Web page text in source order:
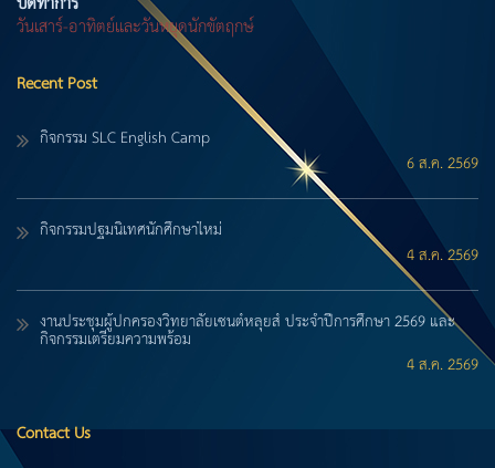
วันเสาร์-อาทิตย์และวันหยุดนักขัตฤกษ์
Recent Post
กิจกรรม SLC English Camp
6 ส.ค. 2569
กิจกรรมปฐมนิเทศนักศึกษาใหม่
4 ส.ค. 2569
งานประชุมผู้ปกครองวิทยาลัยเซนต์หลุยส์ ประจำปีการศึกษา 2569 และ
กิจกรรมเตรียมความพร้อม
4 ส.ค. 2569
Contact Us